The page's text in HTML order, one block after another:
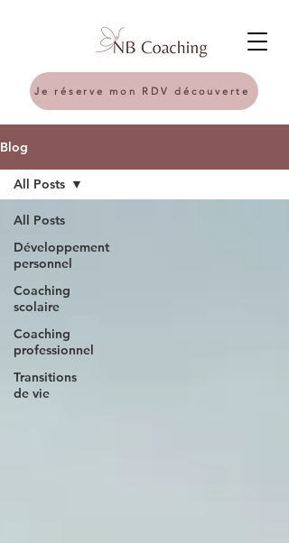
Je réserve mon RDV découverte
Blog
All Posts
Développement
personnel
Coaching
scolaire
Coaching
professionnel
Transitions
de vie
All Posts